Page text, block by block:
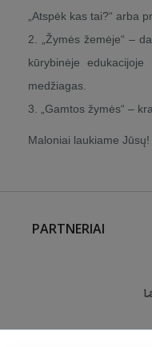
„Atspėk kas tai?“ arba
2. „Žymės žemėje“ –
kūrybinėje
medžiagas.
3. „Gamtos žymės“ –
Maloniai laukiame Jūsų!
PARTNERIAI